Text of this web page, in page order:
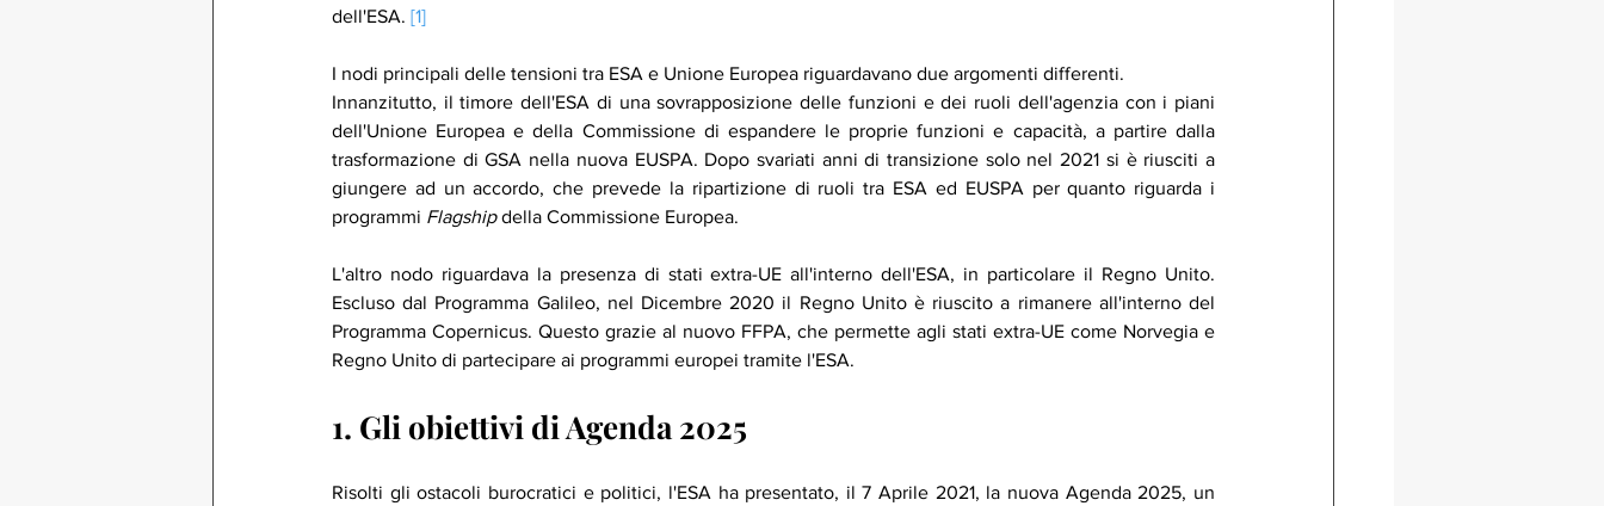
dell'ESA. [1]
I nodi principali delle tensioni tra ESA e Unione Europea riguardavano due argomenti differenti.
Innanzitutto, il timore dell'ESA di una sovrapposizione delle funzioni e dei ruoli dell'agenzia con i piani
dell'Unione Europea e della Commissione di espandere le proprie funzioni e capacità, a partire dalla
trasformazione di GSA nella nuova EUSPA. Dopo svariati anni di transizione solo nel 2021 si è riusciti a
giungere ad un accordo, che prevede la ripartizione di ruoli tra ESA ed EUSPA per quanto riguarda i
programmi Flagship della Commissione Europea.
L'altro nodo riguardava la presenza di stati extra-UE all'interno dell'ESA, in particolare il Regno Unito.
Escluso dal Programma Galileo, nel Dicembre 2020 il Regno Unito è riuscito a rimanere all'interno del
Programma Copernicus. Questo grazie al nuovo FFPA, che permette agli stati extra-UE come Norvegia e
Regno Unito di partecipare ai programmi europei tramite l'ESA.
1. Gli obiettivi di Agenda 2025
Risolti gli ostacoli burocratici e politici, l'ESA ha presentato, il 7 Aprile 2021, la nuova Agenda 2025, un